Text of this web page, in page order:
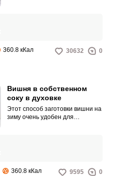
360.8 кКал 30632 0
Вишня в собственном
соку в духовке
Этот способ заготовки вишни на
зиму очень удобен для
360.8 кКал 9595 0